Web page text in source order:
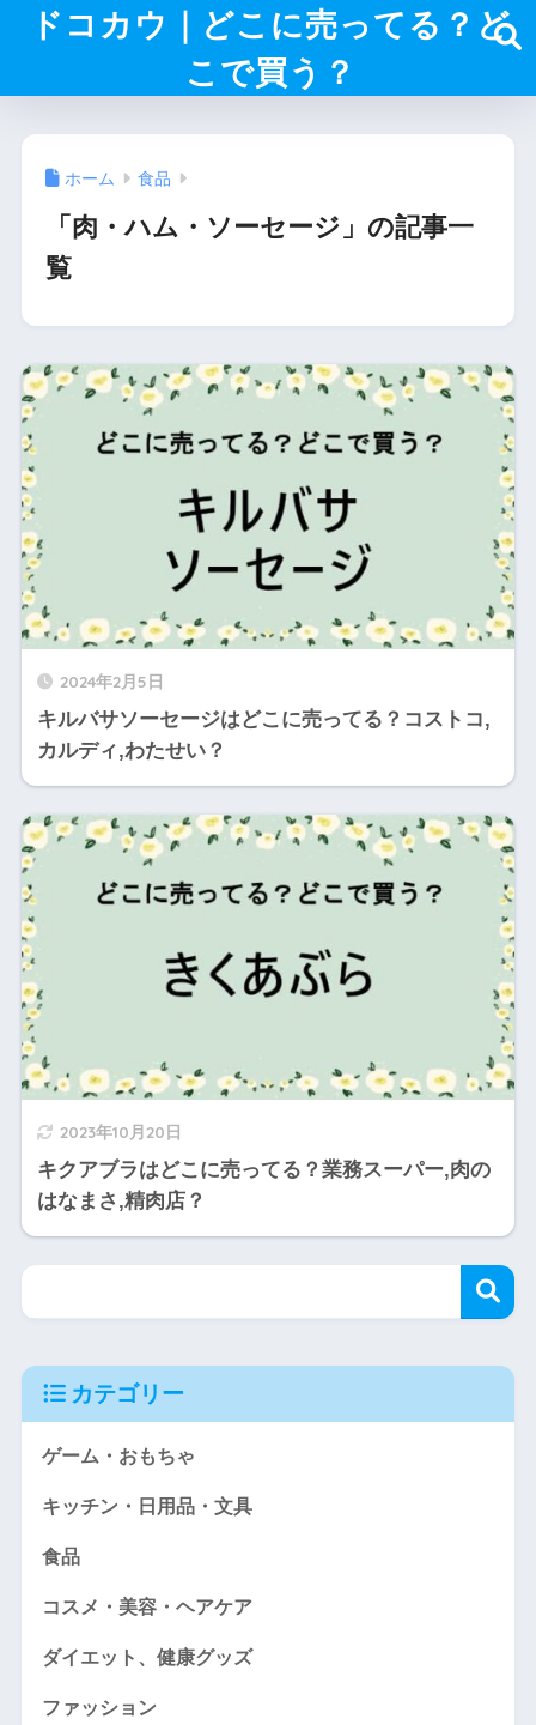
ドコカウ｜どこに売ってる？ど
こで買う？
ホーム 食品
「肉・ハム・ソーセージ」の記事一
覧
2024年2月5日
キルバサソーセージはどこに売ってる？コストコ,
カルディ,わたせい？
2023年10月20日
キクアブラはどこに売ってる？業務スーパー,肉の
はなまさ,精肉店？
カテゴリー
ゲーム・おもちゃ
キッチン・日用品・文具
食品
コスメ・美容・ヘアケア
ダイエット、健康グッズ
ファッション